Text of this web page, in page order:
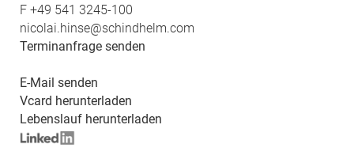
F +49 541 3245-100
nicolai.hinse@schindhelm.com
Terminanfrage senden
E-Mail senden
Vcard herunterladen
Lebenslauf herunterladen